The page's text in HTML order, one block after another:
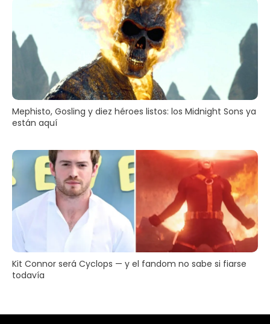
Mephisto, Gosling y diez héroes listos: los Midnight Sons ya
están aquí
Kit Connor será Cyclops — y el fandom no sabe si fiarse
todavía